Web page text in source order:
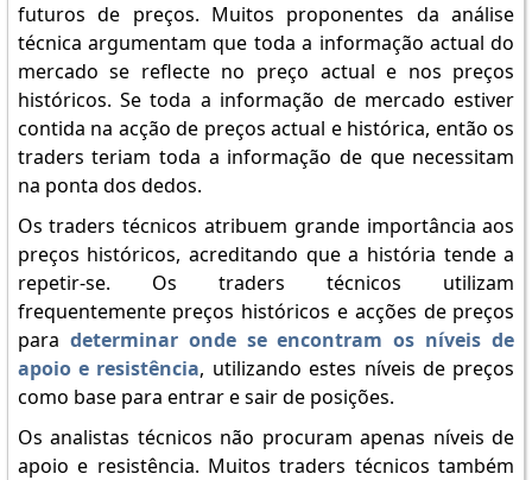
futuros de preços. Muitos proponentes da análise
técnica argumentam que toda a informação actual do
mercado se reflecte no preço actual e nos preços
históricos. Se toda a informação de mercado estiver
contida na acção de preços actual e histórica, então os
traders teriam toda a informação de que necessitam
na ponta dos dedos.
Os traders técnicos atribuem grande importância aos
preços históricos, acreditando que a história tende a
repetir-se. Os traders técnicos utilizam
frequentemente preços históricos e acções de preços
para determinar onde se encontram os níveis de
apoio e resistência, utilizando estes níveis de preços
como base para entrar e sair de posições.
Os analistas técnicos não procuram apenas níveis de
apoio e resistência. Muitos traders técnicos também